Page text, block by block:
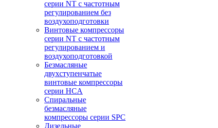
серии NT с частотным
регулированием без
воздухоподготовки
Винтовые компрессоры
серии NT с частотным
регулированием и
воздухоподготовкой
Безмасляные
двухступенчатые
винтовые компрессоры
серии HCA
Спиральные
безмасляные
компрессоры серии SPC
Дизельные